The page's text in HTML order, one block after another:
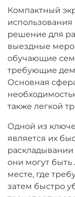
Компактный
использования
решение для
выездные
обучающие
требующие
Основная
также легкой
Одной из
является их
они могут
месте, где
затем быстро